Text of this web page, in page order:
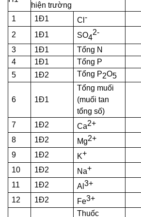
hiện trường
1 1Đ1 Cl-
2
1Đ1 SO4
2-
3
1Đ1 Tổng N
4
1Đ1 Tổng P
5
1Đ2 Tổng P2O5
6 1Đ1
Tổng muối
(muối tan
tổng số)
7 1Đ2 Ca2+
8
1Đ2 Mg2+
9
1Đ2 K+
10
1Đ2 Na+
11
1Đ2 Al3+
12
1Đ2 Fe3+
Thuốc